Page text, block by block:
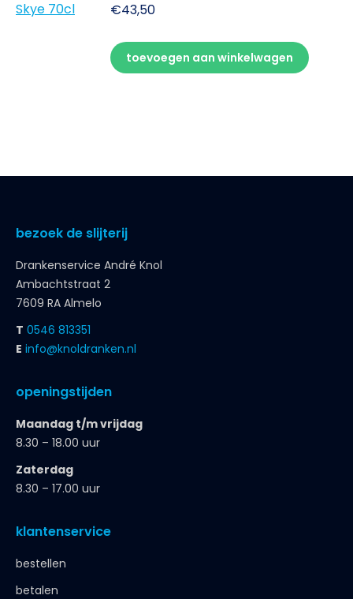
€43,50
toevoegen aan winkelwagen
bezoek de slijterij
Drankenservice André Knol
Ambachtstraat 2
7609 RA Almelo
T 0546 813351
E info@knoldranken.nl
openingstijden
Maandag t/m vrijdag
8.30 – 18.00 uur
Zaterdag
8.30 – 17.00 uur
klantenservice
bestellen
betalen